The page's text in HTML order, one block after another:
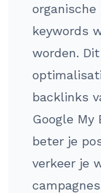
organische
keywords
worden.
backlinks
Google My
beter je
verkeer je